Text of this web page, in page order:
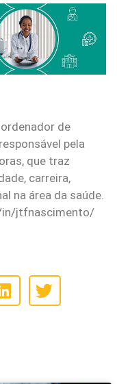
de
pela
que traz
carreira,
na área da saúde.
in/jtfnascimento/